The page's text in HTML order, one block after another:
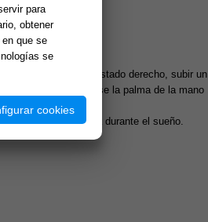
Girarse sobre el costado derecho, subir un
izquierda y colóquese la palma de la mano
de conciencia durante el sueño.
para
obtener
que se
se
cookies